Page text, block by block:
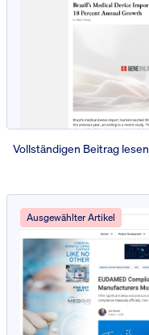
Vollständigen Beitrag lesen
Ausgewählter Artikel